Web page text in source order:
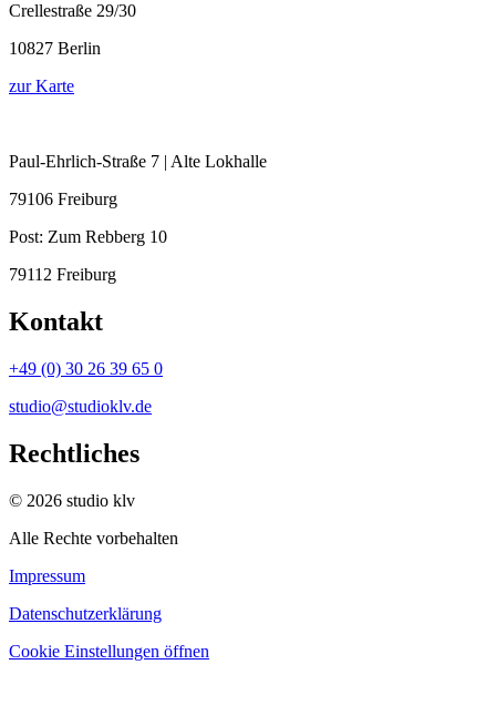
Crellestraße 29/30
10827 Berlin
zur Karte
Paul-Ehrlich-Straße 7 | Alte Lokhalle
79106 Freiburg
Post: Zum Rebberg 10
79112 Freiburg
Kontakt
+49 (0) 30 26 39 65 0
studio@studioklv.de
Rechtliches
© 2026 studio klv
Alle Rechte vorbehalten
Impressum
Datenschutzerklärung
Cookie Einstellungen öffnen